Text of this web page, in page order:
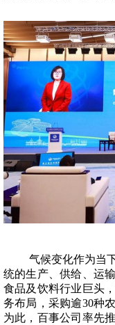
气候变化作为当
统的生产、供给、运
食品及饮料行业巨头
务布局，采购逾30种
为此，百事公司率先